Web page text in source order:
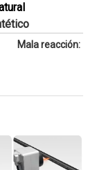
Mala reacción: